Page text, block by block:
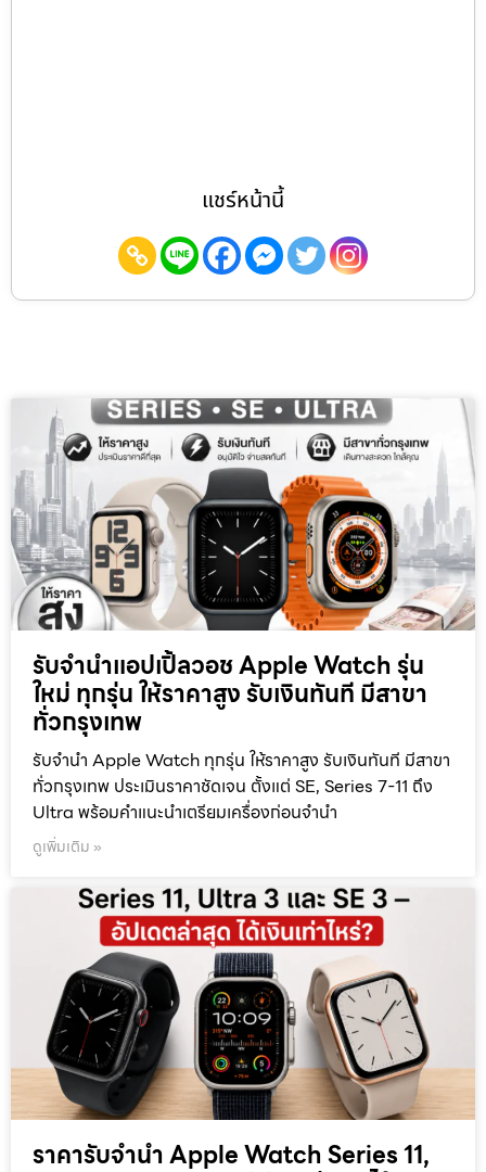
แชร์หน้านี้
รับจำนำแอปเปิ้ลวอช Apple Watch รุ่น
ใหม่ ทุกรุ่น ให้ราคาสูง รับเงินทันที มีสาขา
ทั่วกรุงเทพ
รับจำนำ Apple Watch ทุกรุ่น ให้ราคาสูง รับเงินทันที มีสาขา
ทั่วกรุงเทพ ประเมินราคาชัดเจน ตั้งแต่ SE, Series 7-11 ถึง
Ultra พร้อมคำแนะนำเตรียมเครื่องก่อนจำนำ
ดูเพิ่มเติม »
ราคารับจำนำ Apple Watch Series 11,